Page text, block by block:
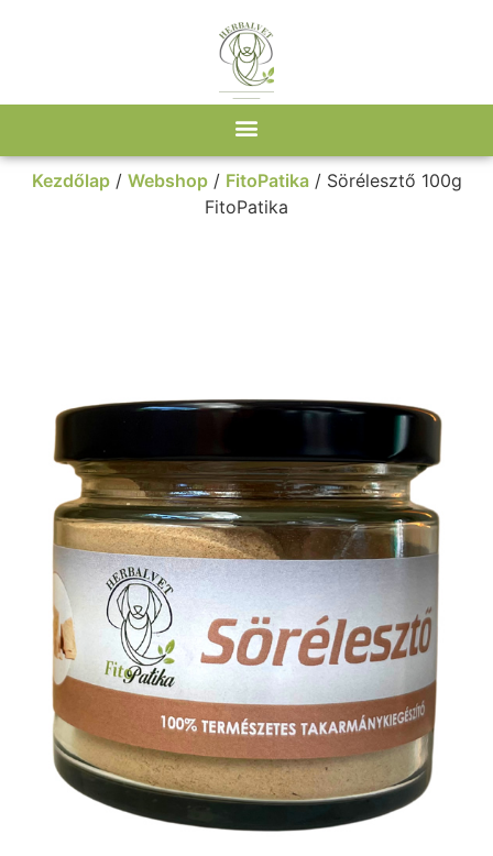
Kezdőlap/ Webshop/ FitoPatika/ Sörélesztő 100g
FitoPatika